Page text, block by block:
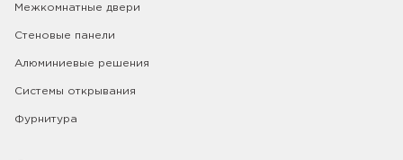
Межкомнатные двери
Стеновые панели
Алюминиевые решения
Системы открывания
Фурнитура